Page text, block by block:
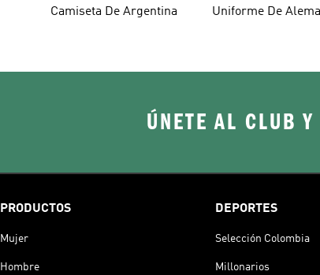
Camiseta De Argentina Uniforme De
ÚNETE AL CLUB
PRODUCTOS
Mujer
Hombre
DEPORTES
Selección Colombia
Millonarios